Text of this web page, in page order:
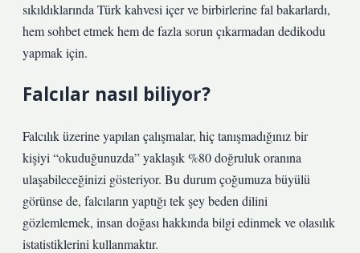
sıkıldıklarında Türk kahvesi içer ve birbirlerine fal bakarlardı,
hem sohbet etmek hem de fazla sorun çıkarmadan dedikodu
yapmak için.
Falcılar nasıl biliyor?
Falcılık üzerine yapılan çalışmalar, hiç tanışmadığınız bir
kişiyi “okuduğunuzda” yaklaşık %80 doğruluk oranına
ulaşabileceğinizi gösteriyor. Bu durum çoğumuza büyülü
görünse de, falcıların yaptığı tek şey beden dilini
gözlemlemek, insan doğası hakkında bilgi edinmek ve olasılık
istatistiklerini kullanmaktır.